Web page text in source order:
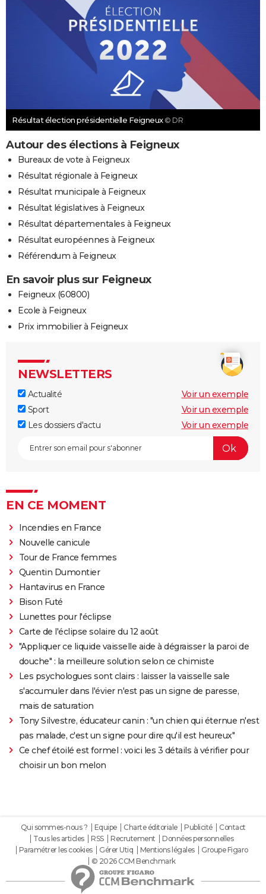
Résultat élection présidentielle Feigneux © DR
Autour des élections à Feigneux
Bureaux de vote à Feigneux
Résultat régionale à Feigneux
Résultat municipale à Feigneux
Résultat législatives à Feigneux
Résultat départementales à Feigneux
Résultat européennes à Feigneux
Référendum à Feigneux
En savoir plus sur Feigneux
Feigneux (60800)
Ecole à Feigneux
Prix immobilier à Feigneux
NEWSLETTERS
Actualité
Voir un exemple
Sport
Voir un exemple
Les dossiers d'actu
Voir un exemple
EN CE MOMENT
Incendies en France
Nouvelle canicule
Tour de France femmes
Quentin Dumontier
Hantavirus en France
Bison Futé
Lunettes pour l'éclipse
Carte de l'éclipse solaire du 12 août
"Appliquer ce liquide vaisselle aide à dégraisser la paroi de
douche" : la meilleure solution selon ce chimiste
Les psychologues sont clairs : laisser la vaisselle sale
s'accumuler dans l'évier n'est pas un signe de paresse,
mais de saturation
Tony Silvestre, éducateur canin : "un chien qui éternue n'est
pas malade, c'est un signe pour dire qu'il est heureux"
Ce chef étoilé est formel : voici les 3 détails à vérifier pour
choisir un bon melon
Qui sommes-nous ? Equipe Charte éditoriale Publicité
Contact
Tous les articles
RSS Recrutement
Données personnelles
Paramétrer les cookies
Gérer Utiq Mentions légales
Groupe Figaro
© 2026 CCM Benchmark